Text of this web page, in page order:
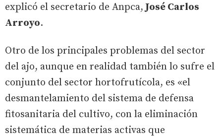
explicó el secretario de Anpca, José Carlos
Arroyo.
Otro de los principales problemas del sector
del ajo, aunque en realidad también lo sufre el
conjunto del sector hortofrutícola, es «el
desmantelamiento del sistema de defensa
fitosanitaria del cultivo, con la eliminación
sistemática de materias activas que